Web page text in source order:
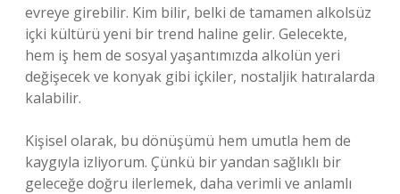
evreye girebilir. Kim bilir, belki de tamamen alkolsüz
içki kültürü yeni bir trend haline gelir. Gelecekte,
hem iş hem de sosyal yaşantımızda alkolün yeri
değişecek ve konyak gibi içkiler, nostaljik hatıralarda
kalabilir.
Kişisel olarak, bu dönüşümü hem umutla hem de
kaygıyla izliyorum. Çünkü bir yandan sağlıklı bir
geleceğe doğru ilerlemek, daha verimli ve anlamlı